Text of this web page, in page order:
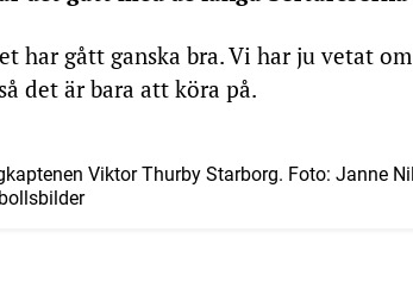
har gått ganska bra. Vi har ju vetat
det är bara att köra på.
Viktor Thurby Starborg. Foto: Janne